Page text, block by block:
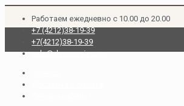
Работаем ежедневно с 10.00 до 20.00
+7 (4212)38-19-39
+7(4212)38-19-39
sale@dv-massiv.com